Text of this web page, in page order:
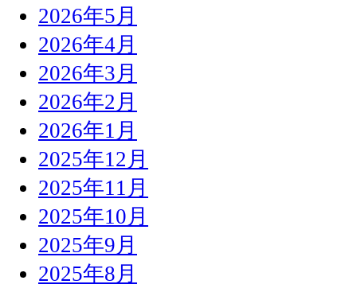
2026年5月
2026年4月
2026年3月
2026年2月
2026年1月
2025年12月
2025年11月
2025年10月
2025年9月
2025年8月